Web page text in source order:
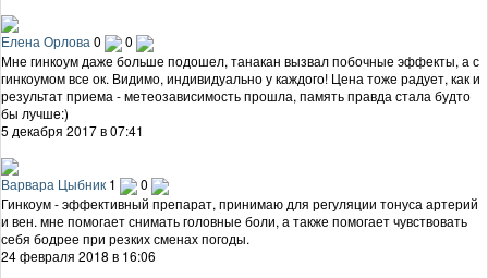
Елена Орлова 0
0
Мне гинкоум даже больше подошел, танакан вызвал побочные эффекты, а с
гинкоумом все ок. Видимо, индивидуально у каждого! Цена тоже радует, как и
результат приема - метеозависимость прошла, память правда стала будто
бы лучше:)
5 декабря 2017 в 07:41
Варвара Цыбник 1
0
Гинкоум - эффективный препарат, принимаю для регуляции тонуса артерий
и вен. мне помогает снимать головные боли, а также помогает чувствовать
себя бодрее при резких сменах погоды.
24 февраля 2018 в 16:06